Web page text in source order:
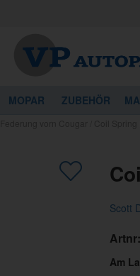
MOPAR ZUBEHÖR
Scott
Artnr:
Am